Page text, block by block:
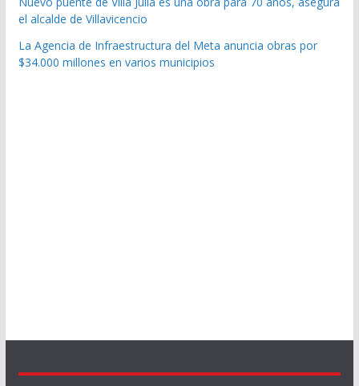
el alcalde de Villavicencio
La Agencia de Infraestructura del Meta anuncia obras por
$34.000 millones en varios municipios